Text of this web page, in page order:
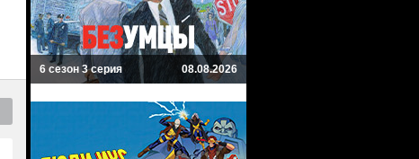
6 сезон 3 серия 08.08.2026